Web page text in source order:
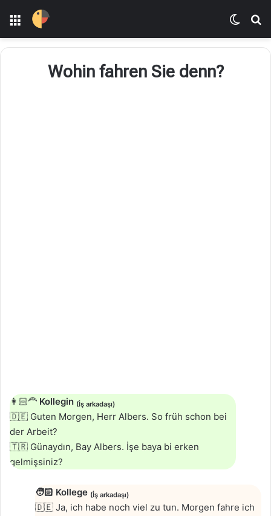
Menü Dış
Wohin fahren Sie denn?
👩🏻‍🦰 Kollegin (İş arkadaşı)
🇩🇪 Guten Morgen, Herr Albers. So früh schon bei
der Arbeit?
🇹🇷 Günaydın, Bay Albers. İşe baya bi erken
gelmişsiniz?
🧑🏻 Kollege (İş arkadaşı)
🇩🇪 Ja, ich habe noch viel zu tun. Morgen fahre ich